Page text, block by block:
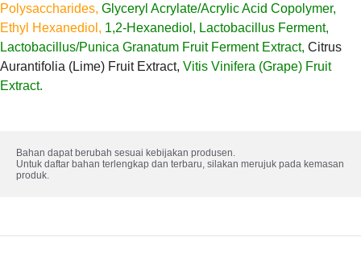
Polysaccharides, Glyceryl Acrylate/Acrylic Acid Copolymer,
Ethyl Hexanediol, 1,2-Hexanediol, Lactobacillus Ferment,
Lactobacillus/Punica Granatum Fruit Ferment Extract, Citrus
Aurantifolia (Lime) Fruit Extract, Vitis Vinifera (Grape) Fruit
Extract.
Bahan dapat berubah sesuai kebijakan produsen.
Untuk daftar bahan terlengkap dan terbaru, silakan merujuk pada kemasan
produk.